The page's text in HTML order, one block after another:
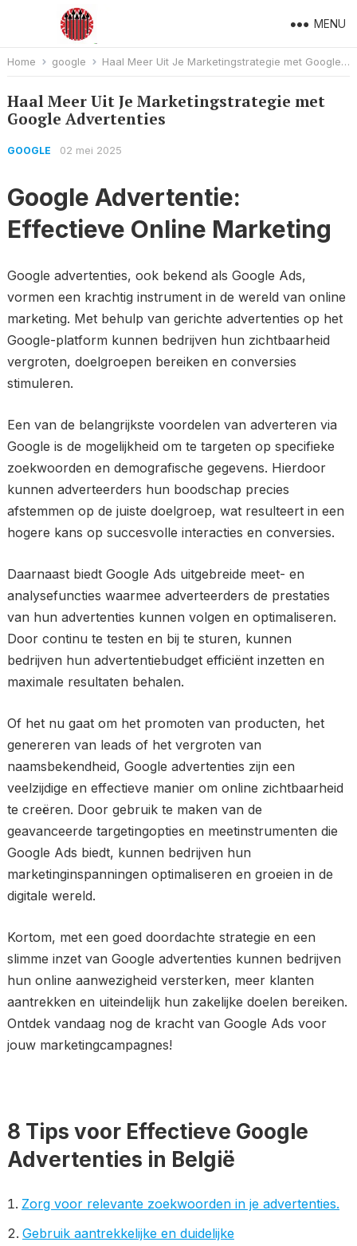
MENU
Home google Haal Meer Uit Je Marketingstrategie met Google Advertenties
Haal Meer Uit Je Marketingstrategie met
Google Advertenties
GOOGLE 02 mei 2025
Google Advertentie:
Effectieve Online Marketing
Google advertenties, ook bekend als Google Ads,
vormen een krachtig instrument in de wereld van online
marketing. Met behulp van gerichte advertenties op het
Google-platform kunnen bedrijven hun zichtbaarheid
vergroten, doelgroepen bereiken en conversies
stimuleren.
Een van de belangrijkste voordelen van adverteren via
Google is de mogelijkheid om te targeten op specifieke
zoekwoorden en demografische gegevens. Hierdoor
kunnen adverteerders hun boodschap precies
afstemmen op de juiste doelgroep, wat resulteert in een
hogere kans op succesvolle interacties en conversies.
Daarnaast biedt Google Ads uitgebreide meet- en
analysefuncties waarmee adverteerders de prestaties
van hun advertenties kunnen volgen en optimaliseren.
Door continu te testen en bij te sturen, kunnen
bedrijven hun advertentiebudget efficiënt inzetten en
maximale resultaten behalen.
Of het nu gaat om het promoten van producten, het
genereren van leads of het vergroten van
naamsbekendheid, Google advertenties zijn een
veelzijdige en effectieve manier om online zichtbaarheid
te creëren. Door gebruik te maken van de
geavanceerde targetingopties en meetinstrumenten die
Google Ads biedt, kunnen bedrijven hun
marketinginspanningen optimaliseren en groeien in de
digitale wereld.
Kortom, met een goed doordachte strategie en een
slimme inzet van Google advertenties kunnen bedrijven
hun online aanwezigheid versterken, meer klanten
aantrekken en uiteindelijk hun zakelijke doelen bereiken.
Ontdek vandaag nog de kracht van Google Ads voor
jouw marketingcampagnes!
8 Tips voor Effectieve Google
Advertenties in België
Zorg voor relevante zoekwoorden in je advertenties.
Gebruik aantrekkelijke en duidelijke